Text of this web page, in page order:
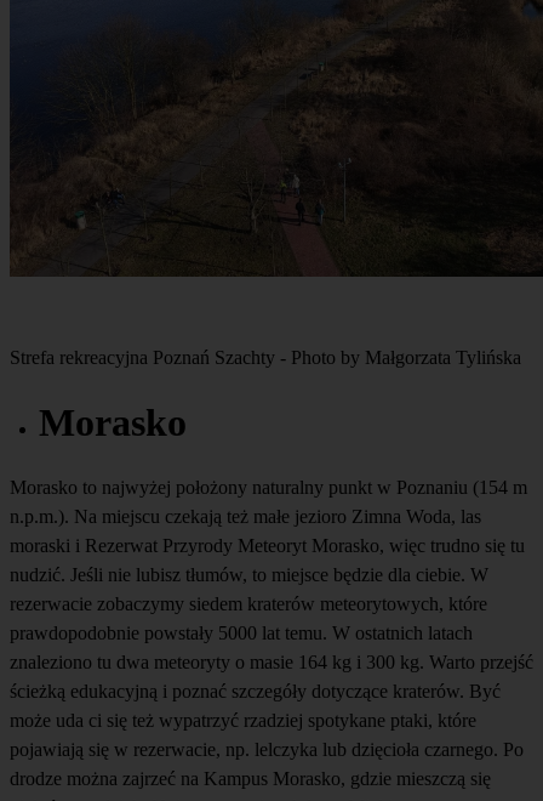
Strefa rekreacyjna Poznań Szachty - Photo by Małgorzata Tylińska
Morasko
Morasko to najwyżej położony naturalny punkt w Poznaniu (154 m
n.p.m.). Na miejscu czekają też małe jezioro Zimna Woda, las
moraski i Rezerwat Przyrody Meteoryt Morasko, więc trudno się tu
nudzić. Jeśli nie lubisz tłumów, to miejsce będzie dla ciebie. W
rezerwacie zobaczymy siedem kraterów meteorytowych, które
prawdopodobnie powstały 5000 lat temu. W ostatnich latach
znaleziono tu dwa meteoryty o masie 164 kg i 300 kg. Warto przejść
ścieżką edukacyjną i poznać szczegóły dotyczące kraterów. Być
może uda ci się też wypatrzyć rzadziej spotykane ptaki, które
pojawiają się w rezerwacie, np. lelczyka lub dzięcioła czarnego. Po
drodze można zajrzeć na Kampus Morasko, gdzie mieszczą się